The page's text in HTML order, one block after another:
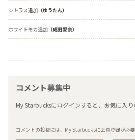
シトラス追加（ゆうたん）
ホワイトモカ追加（成田愛奈）
コメント募集中
My Starbucksにログインすると、お気に入
コメントの投稿には、My Starbucksに会員登録が必要